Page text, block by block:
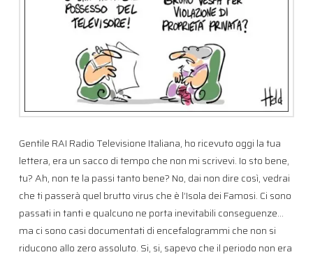
Gentile RAI Radio Televisione Italiana, ho ricevuto oggi la tua
lettera, era un sacco di tempo che non mi scrivevi. Io sto bene,
tu? Ah, non te la passi tanto bene? No, dai non dire così, vedrai
che ti passerà quel brutto virus che è l’Isola dei Famosi. Ci sono
passati in tanti e qualcuno ne porta inevitabili conseguenze…
ma ci sono casi documentati di encefalogrammi che non si
riducono allo zero assoluto. Si, si, sapevo che il periodo non era